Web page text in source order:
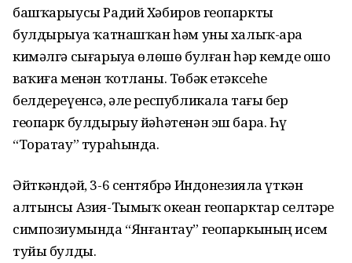
башҡарыусы Радий Хәбиров геопаркты
булдырыуҙа ҡатнашҡан һәм уны халыҡ-ара
кимәлгә сығарыуҙа өлөшө булған һәр кемде ошо
ваҡиға менән ҡотланы. Төбәк етәксеһе
белдереүенсә, әле республикала тағы бер
геопарк булдырыу йәһәтенән эш бара. Һүҙ
“Торатау” тураһында.
Әйткәндәй, 3-6 сентябрҙә Индонезияла үткән
алтынсы Азия-Тымыҡ океан геопарктар селтәре
симпозиумында “Янғантау” геопаркының исем
туйы булды.